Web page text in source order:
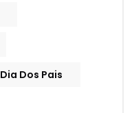
Dia Dos Pais